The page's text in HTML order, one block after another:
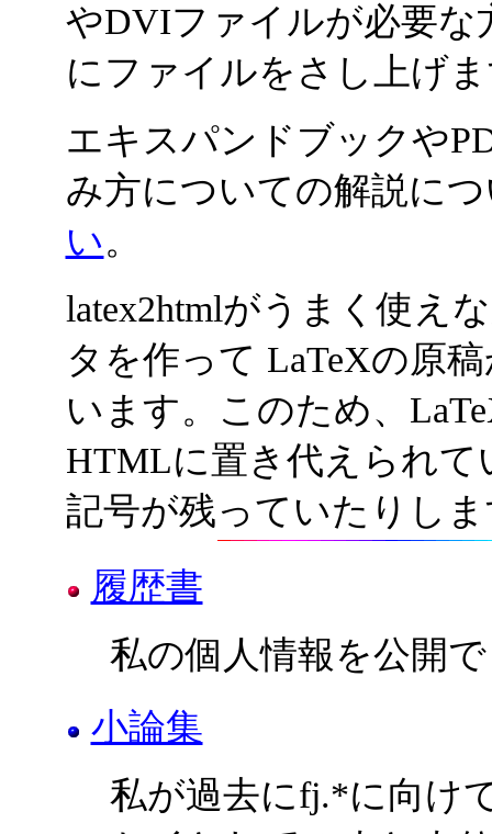
やDVIファイルが必要な
にファイルをさし上げ
エキスパンドブックや
み方についての解説に
い。
latex2htmlがうまく使え
タを作って LaTeXの原
います。このため、
HTMLに置き代えられて
記号が残っていたりし
履歴書
私の個人情報を公開
小論集
私が過去にfj.*に向け